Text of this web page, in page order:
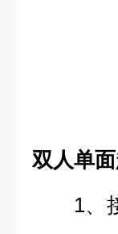
双人单
1、接